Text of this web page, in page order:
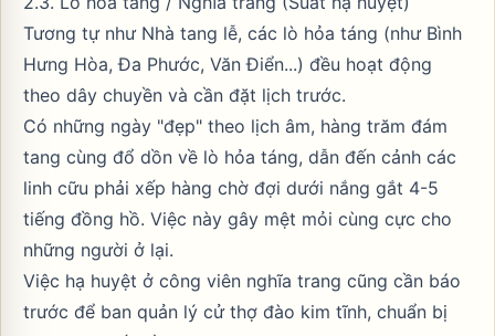
Tương tự như Nhà tang lễ, các lò hỏa táng (như Bình
Hưng Hòa, Đa Phước, Văn Điển...) đều hoạt động
theo dây chuyền và cần đặt lịch trước.
Có những ngày "đẹp" theo lịch âm, hàng trăm đám
tang cùng đổ dồn về lò hỏa táng, dẫn đến cảnh các
linh cữu phải xếp hàng chờ đợi dưới nắng gắt 4-5
tiếng đồng hồ. Việc này gây mệt mỏi cùng cực cho
những người ở lại.
Việc hạ huyệt ở công viên nghĩa trang cũng cần báo
trước để ban quản lý cử thợ đào kim tĩnh, chuẩn bị